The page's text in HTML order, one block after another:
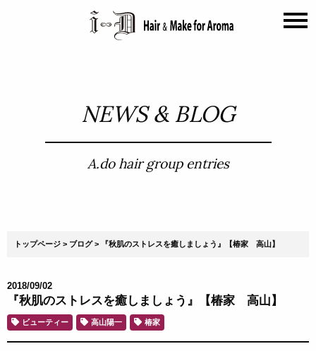
NEWS & BLOG
A.do hair group entries
トップページ ブログ 『秋肌のストレスを癒しましょう』【椿家 高山】
2018/09/02
『秋肌のストレスを癒しましょう』【椿家 高山】
ビューティー 高山陽一 椿家